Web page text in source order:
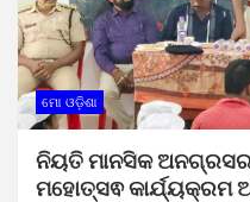
ମୋ ଓଡ଼ିଶା
ନିୟତି ମାନସିକ
ମହୋତ୍ସଵ କାର୍ଯ୍ୟକ୍ରମ